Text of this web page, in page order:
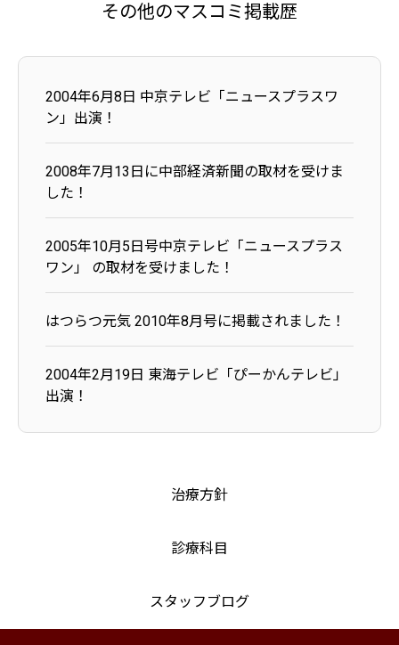
その他のマスコミ掲載歴
2004年6月8日 中京テレビ「ニュースプラスワ
ン」出演！
2008年7月13日に中部経済新聞の取材を受けま
した！
2005年10月5日号中京テレビ「ニュースプラス
ワン」 の取材を受けました！
はつらつ元気 2010年8月号に掲載されました！
2004年2月19日 東海テレビ「ぴーかんテレビ」
出演！
治療方針
診療科目
スタッフブログ